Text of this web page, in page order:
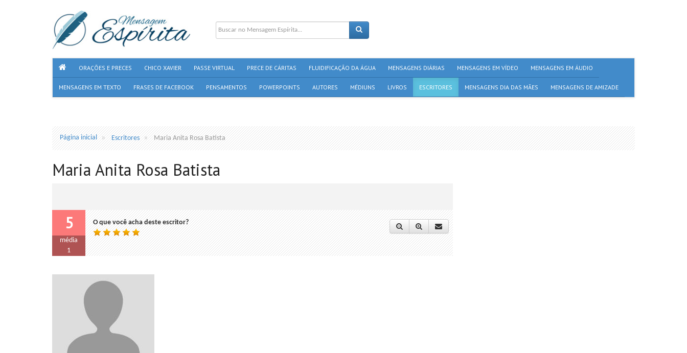
ORAÇÕES E PRECES CHICO XAVIER PASSE VIRTUAL PRECE DE CÁRITAS FLUIDIFICAÇÃO DA ÁGUA MENSAGENS DIÁRIAS MENSAGENS EM VÍDEO MENSAGENS EM ÁUDIO
MENSAGENS EM TEXTO FRASES DE FACEBOOK PENSAMENTOS POWERPOINTS AUTORES MÉDIUNS LIVROS ESCRITORES MENSAGENS DIA DAS MÃES MENSAGENS DE AMIZADE
Página inicial Escritores Maria Anita Rosa Batista
Maria Anita Rosa Batista
5
média
1
O que você acha deste escritor?